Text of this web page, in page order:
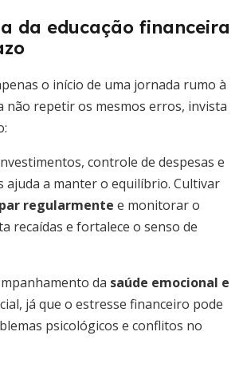
da educação financeira
o início de uma jornada rumo à
não repetir os mesmos erros, invista
controle de despesas e
ajuda a manter o equilíbrio. Cultivar
regularmente e monitorar o
recaídas e fortalece o senso de
da saúde emocional e
já que o estresse financeiro pode
psicológicos e conflitos no